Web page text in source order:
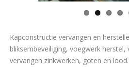
Kapconstructie vervangen en
bliksembeveiliging, voegwerk herstel,
vervangen zinkwerken, goten en